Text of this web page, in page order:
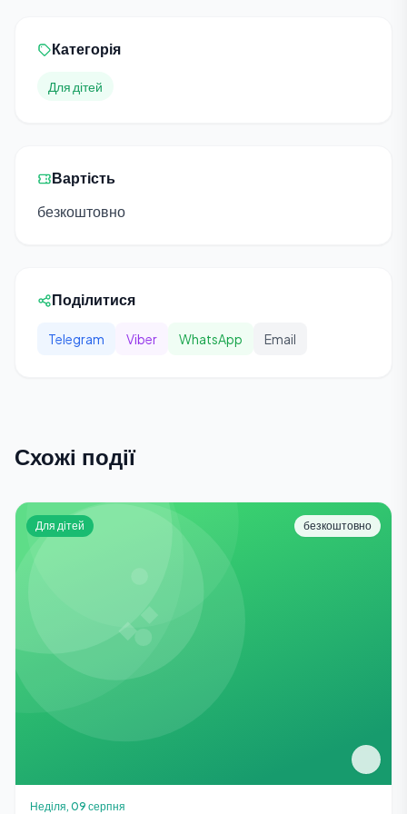
Категорія
Для дітей
Вартість
безкоштовно
Поділитися
Telegram Viber WhatsApp Email
Схожі події
Для дітей безкоштовно
Неділя, 09 серпня